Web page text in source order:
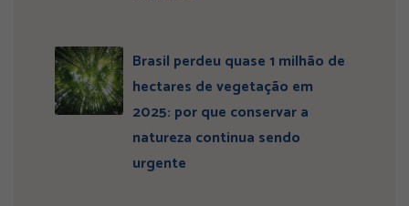
Brasil perdeu quase 1 milhão de
hectares de vegetação em
2025: por que conservar a
natureza continua sendo
urgente